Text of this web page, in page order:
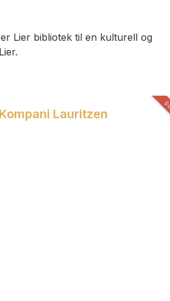
Lier bibliotek til en kulturell og
Lauritzen